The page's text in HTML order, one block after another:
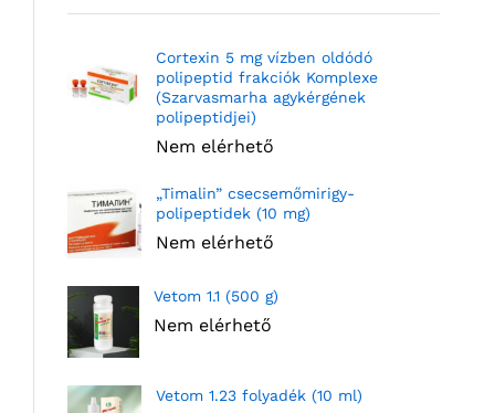
Cortexin 5 mg vízben oldódó
polipeptid frakciók Komplexe
(Szarvasmarha agykérgének
polipeptidjei)
Nem elérhető
„Timalin” csecsemőmirigy-
polipeptidek (10 mg)
Nem elérhető
Vetom 1.1 (500 g)
Nem elérhető
Vetom 1.23 folyadék (10 ml)